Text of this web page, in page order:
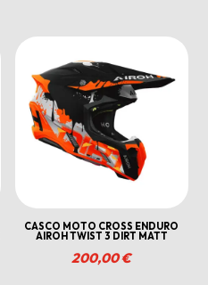
CASCO MOTO CROSS ENDURO
AIROH TWIST 3 DIRT MATT
200,00€